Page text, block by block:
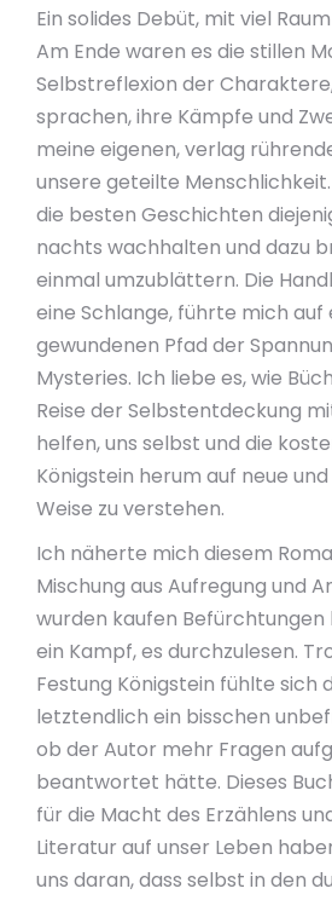
Ein solides Debüt, mit viel
Am Ende waren es die stillen
Selbstreflexion der
sprachen, ihre Kämpfe und
meine eigenen, verlag
unsere geteilte
die besten Geschichten
nachts wachhalten und dazu
einmal umzublättern. Die
eine Schlange, führte mich auf
gewundenen Pfad der
Mysteries. Ich liebe es, wie
Reise der Selbstentdeckung
helfen, uns selbst und die
Königstein herum auf neue
Weise zu verstehen.
Ich näherte mich diesem
Mischung aus Aufregung und
wurden kaufen
ein Kampf, es durchzulesen.
Festung Königstein fühlte sich
letztendlich ein bisschen
ob der Autor mehr Fragen
beantwortet hätte. Dieses
für die Macht des Erzählens
Literatur auf unser Leben
uns daran, dass selbst in den